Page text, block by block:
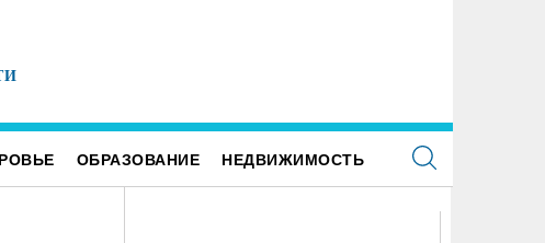
ОБРАЗОВАНИЕ НЕДВИЖИМОСТЬ